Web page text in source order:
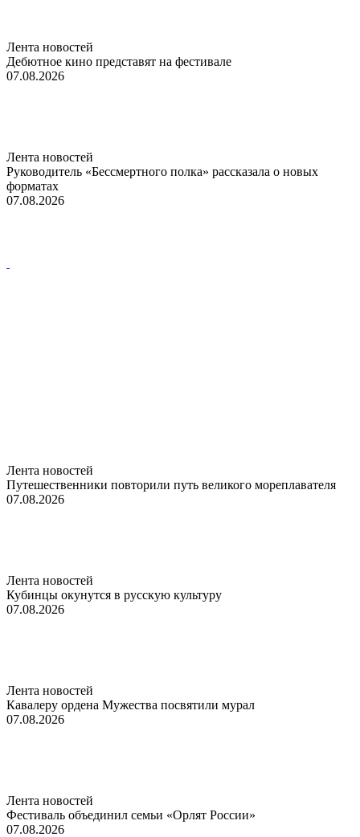
Лента новостей
Дебютное кино представят на фестивале
07.08.2026
Лента новостей
Руководитель «Бессмертного полка» рассказала о новых
форматах
07.08.2026
Лента новостей
Путешественники повторили путь великого мореплавателя
07.08.2026
Лента новостей
Кубинцы окунутся в русскую культуру
07.08.2026
Лента новостей
Кавалеру ордена Мужества посвятили мурал
07.08.2026
Лента новостей
Фестиваль объединил семьи «Орлят России»
07.08.2026